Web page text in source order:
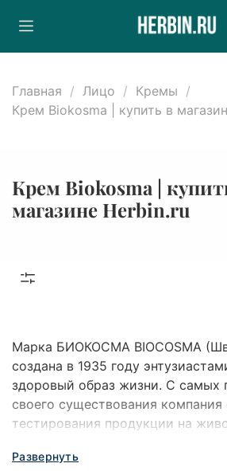
Главная Лицо
Кремы
Крем Biokosma | купить в
Крем Biokosma |
магазине Herbin.ru
Марка БИОКОСМА BIOCOSMA
создана в 1935 году
здоровый образ жизни. С самых
своего существования компания
тестирования продукции на
сделала ставку на целебные
Развернуть